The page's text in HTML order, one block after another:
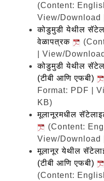
(Content:
View/Download
कोडुमुडी येथील
वेळापत्रक
| View/
कोडुमुडी येथील
(टीबी आणि एफबी)
Format: PDF |
KB)
मूलानूरमधील
(Content:
View/Download
मूलानूर येथील
(टीबी आणि एफबी)
(Content: